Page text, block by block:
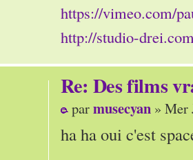
https://vimeo.com/
http://studio-
Re: Des films
parmusecyan » Mer
ha ha oui c'est